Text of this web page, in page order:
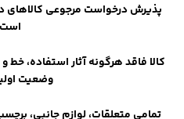
پذیرش درخواست مرجوعی کالاهای
کالا فاقد هرگونه آثار استفاده،
وضعیت
تمامی متعلقات، لوازم جانبی،